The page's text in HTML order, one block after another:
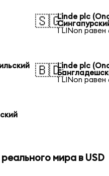
🇸🇬Linde plc
1 LINon равен
🇧🇩Linde plc
1 LINon равен
мира в USD